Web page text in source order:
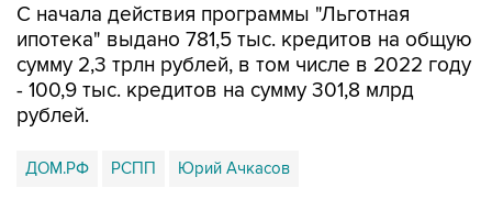
сумму 2,3 трлн рублей, в том числе в 2022 году
- 100,9 тыс. кредитов на сумму 301,8 млрд
рублей.
ДОМ.РФ